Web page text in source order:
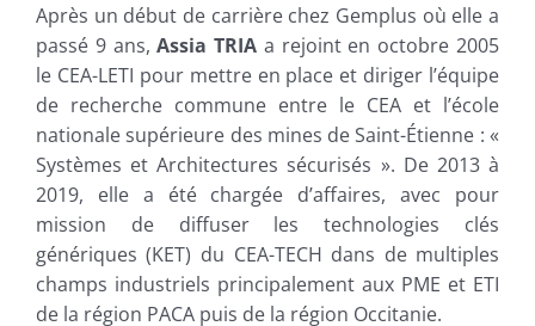
Après un début de carrière chez Gemplus où elle a
passé 9 ans,Assia TRIA a rejoint en octobre 2005
le CEA-LETI pour mettre en place et diriger l’équipe
de recherche commune entre le CEA et l’école
nationale supérieure des mines de Saint-Étienne : «
Systèmes et Architectures sécurisés ». De 2013 à
2019, elle a été chargée d’affaires, avec pour
mission de diffuser les technologies clés
génériques (KET) du CEA-TECH dans de multiples
champs industriels principalement aux PME et ETI
de la région PACA puis de la région Occitanie.